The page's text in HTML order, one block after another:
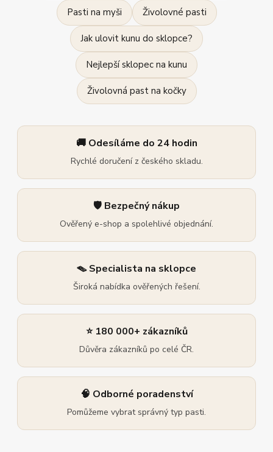
Pasti na myši Živolovné pasti
Jak ulovit kunu do sklopce?
Nejlepší sklopec na kunu
Živolovná past na kočky
🚚 Odesíláme do 24 hodin
Rychlé doručení z českého skladu.
🛡️ Bezpečný nákup
Ověřený e-shop a spolehlivé objednání.
🪤 Specialista na sklopce
Široká nabídka ověřených řešení.
⭐ 180 000+ zákazníků
Důvěra zákazníků po celé ČR.
🧠 Odborné poradenství
Pomůžeme vybrat správný typ pasti.